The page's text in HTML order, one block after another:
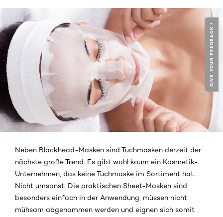
Neben Blackhead-Masken sind Tuchmasken derzeit der
nächste große Trend. Es gibt wohl kaum ein Kosmetik-
Unternehmen, das keine Tuchmaske im Sortiment hat.
Nicht umsonst: Die praktischen Sheet-Masken sind
besonders einfach in der Anwendung, müssen nicht
mühsam abgenommen werden und eignen sich somit
GIVE YOUR FEEDBACK !